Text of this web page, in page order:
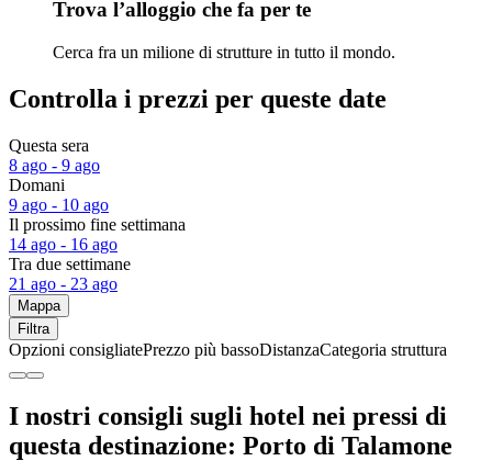
Trova l’alloggio che fa per te
Cerca fra un milione di strutture in tutto il mondo.
Controlla i prezzi per queste date
Questa sera
8 ago - 9 ago
Domani
9 ago - 10 ago
Il prossimo fine settimana
14 ago - 16 ago
Tra due settimane
21 ago - 23 ago
Mappa
Filtra
Opzioni consigliatePrezzo più bassoDistanzaCategoria struttura
I nostri consigli sugli hotel nei pressi di
questa destinazione: Porto di Talamone